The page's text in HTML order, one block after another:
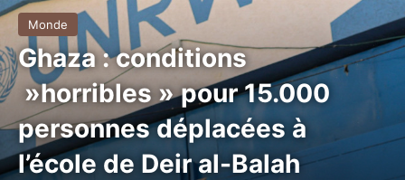
Monde
Ghaza : conditions
»horribles » pour 15.000
personnes déplacées à
l’école de Deir al-Balah